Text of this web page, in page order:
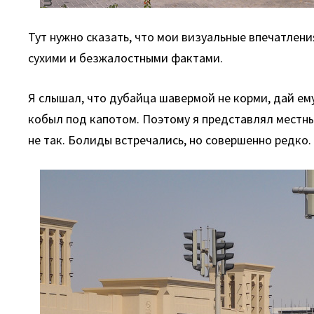
Тут нужно сказать, что мои визуальные
сухими и безжалостными фактами.
Я слышал, что дубайца шавермой не корми, дай
кобыл под капотом. Поэтому я представлял
не так. Болиды встречались, но совершенно редко.